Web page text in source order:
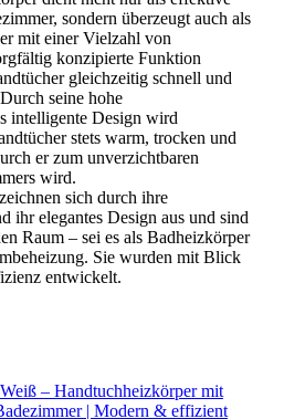
sondern überzeugt auch als
mit einer Vielzahl von
konzipierte Funktion
gleichzeitig schnell und
seine hohe
intelligente Design wird
stets warm, trocken und
er zum unverzichtbaren
wird.
sich durch ihre
ihr elegantes Design aus und sind
Raum – sei es als Badheizkörper
Sie wurden mit Blick
entwickelt.